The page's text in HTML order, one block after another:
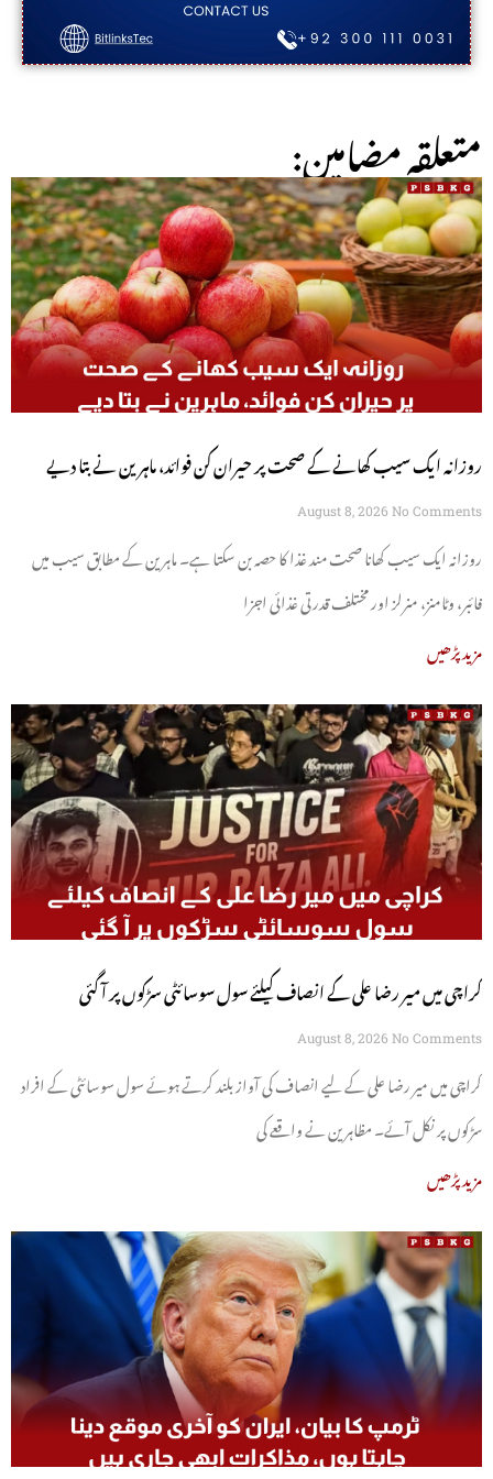
:متعلقہ مضامین
روزانہ ایک سیب کھانے کے صحت پر حیران کن فوائد، ماہرین نے بتا دیے
August 8, 2026 No Comments
روزانہ ایک سیب کھانا صحت مند غذا کا حصہ بن سکتا ہے۔ ماہرین کے مطابق سیب میں
فائبر، وٹامنز، منرلز اور مختلف قدرتی غذائی اجزا
مزید پڑھیں
کراچی میں میر رضا علی کے انصاف کیلئے سول سوسائٹی سڑکوں پر آ گئی
August 8, 2026 No Comments
کراچی میں میر رضا علی کے لیے انصاف کی آواز بلند کرتے ہوئے سول سوسائٹی کے افراد
سڑکوں پر نکل آئے۔ مظاہرین نے واقعے کی
مزید پڑھیں